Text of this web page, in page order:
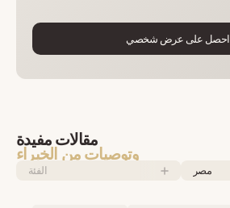
احصل على عرض شخصي
مقالات مفيدة
وتوصيات من الخبراء
الفئة مصر